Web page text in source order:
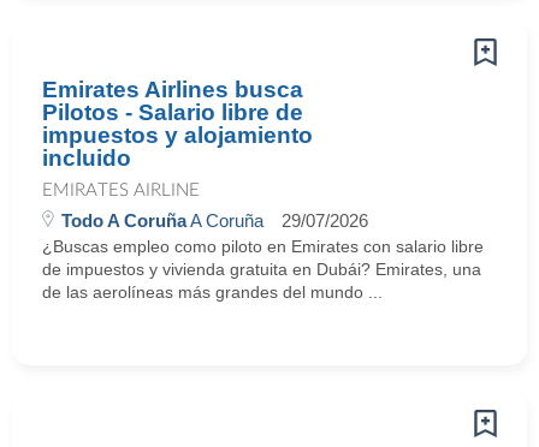
Emirates Airlines busca
Pilotos - Salario libre de
impuestos y alojamiento
incluido
EMIRATES AIRLINE
Todo A CoruñaA Coruña 29/07/2026
¿Buscas empleo como piloto en Emirates con salario libre
de impuestos y vivienda gratuita en Dubái? Emirates, una
de las aerolíneas más grandes del mundo ...